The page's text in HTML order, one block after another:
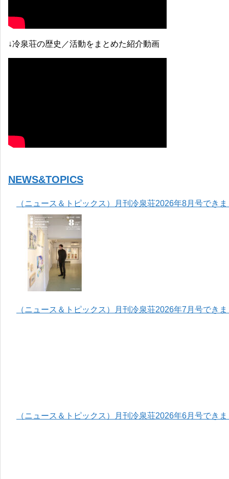
↓冷泉荘の歴史／活動をまとめた紹介動画
NEWS&TOPICS
（ニュース＆トピックス）月刊冷泉荘2026年8月号でき
（ニュース＆トピックス）月刊冷泉荘2026年7月号でき
（ニュース＆トピックス）月刊冷泉荘2026年6月号でき